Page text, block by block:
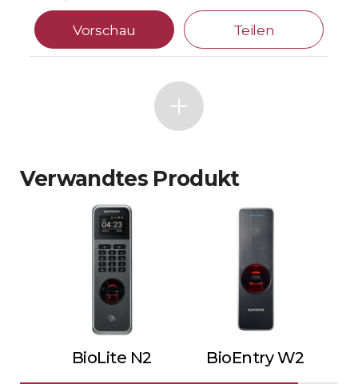
Vorschau Teilen
Verwandtes Produkt
BioLite N2 BioEntry W2